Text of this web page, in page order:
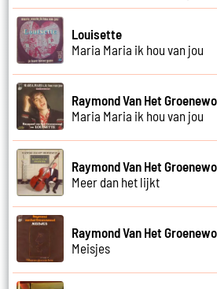
Louisette
Maria Maria ik hou van jou
Raymond Van Het
Maria Maria ik hou van jou
Raymond Van Het
Meer dan het lijkt
Raymond Van Het
Meisjes